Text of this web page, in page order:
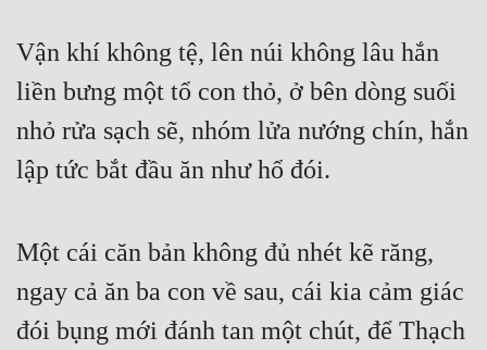
Vận khí không tệ, lên núi không lâu hắn
liền bưng một tổ con thỏ, ở bên dòng suối
nhỏ rửa sạch sẽ, nhóm lửa nướng chín, hắn
lập tức bắt đầu ăn như hổ đói.
Một cái căn bản không đủ nhét kẽ răng,
ngay cả ăn ba con về sau, cái kia cảm giác
đói bụng mới đánh tan một chút, để Thạch